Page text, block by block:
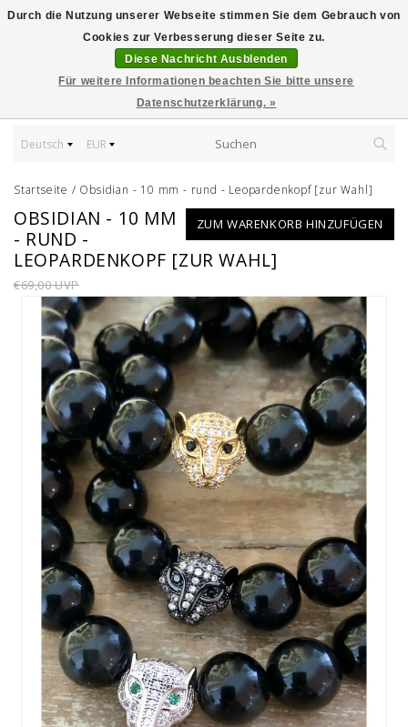
Deutsch EUR
Startseite / Obsidian - 10 mm - rund - Leopardenkopf [zur Wahl]
ZUM WARENKORB HINZUFÜGEN
OBSIDIAN - 10 MM
- RUND -
LEOPARDENKOPF [ZUR WAHL]
€69,00 UVP
Durch die Nutzung unserer Webseite stimmen Sie dem Gebrauch von
Cookies zur Verbesserung dieser Seite zu.
Diese Nachricht Ausblenden
Für weitere Informationen beachten Sie bitte unsere
Datenschutzerklärung. »